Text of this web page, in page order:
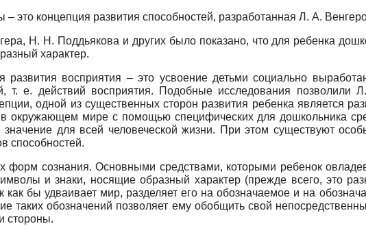
это концепция развития способностей, разработанная Л. А.
Н. H. Поддьякова и других было показано, что для ребенка
характер.
развития восприятия – это усвоение детьми социально
т. е. действий восприятия. Подобные исследования позволили
одной из существенных сторон развития ребенка является
в окружающем мире с помощью специфических для дошкольника
для всей человеческой жизни. При этом существуют
способностей.
форм сознания. Основными средствами, которыми ребенок
и знаки, носящие образный характер (прежде всего, это
бы удваивает мир, разделяет его на обозначаемое и на
таких обозначений позволяет ему обобщить свой
стороны.